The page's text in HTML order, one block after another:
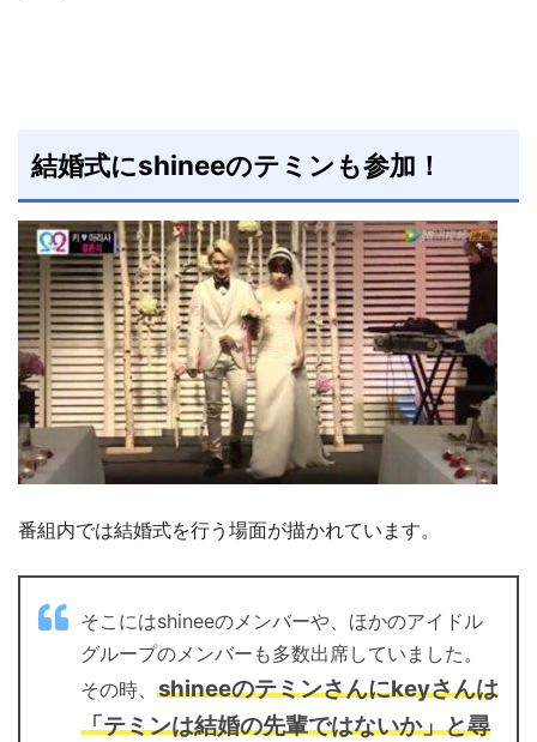
結婚式にshineeのテミンも参加！
番組内では結婚式を行う場面が描かれています。
そこにはshineeのメンバーや、ほかのアイドル
グループのメンバーも多数出席していました。
その時、 shineeのテミンさんにkeyさんは
「テミンは結婚の先輩ではないか」と尋